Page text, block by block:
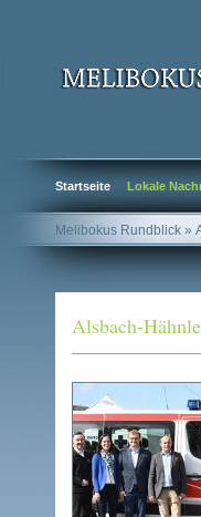
Startseite Lokale
Melibokus Rundblick »
Alsbach-